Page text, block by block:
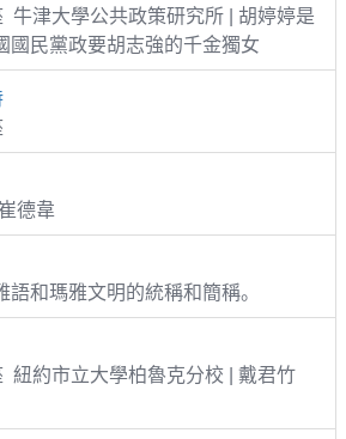
牛津大學公共政策研究所 | 胡婷婷是
國民黨政要胡志強的千金獨女
德韋
和瑪雅文明的統稱和簡稱。
紐約市立大學柏魯克分校 | 戴君竹